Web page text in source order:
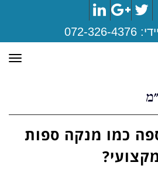
Twitter
Google+
LinkedIn
072-326-4376
כמו מנקה ספות